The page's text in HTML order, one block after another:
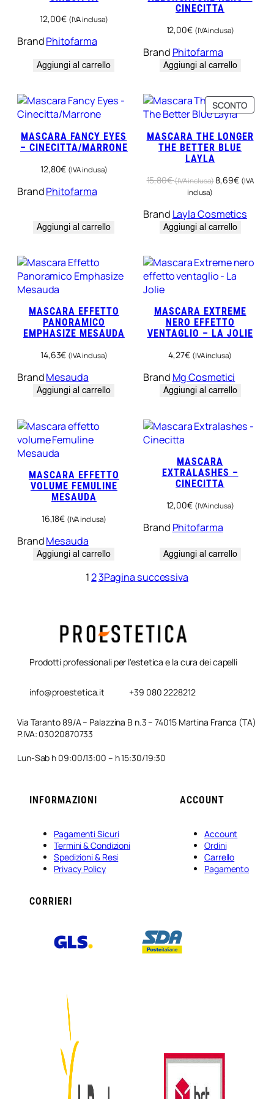
12,00€ (IVA inclusa)
BrandPhitofarma
Aggiungi al carrello
CINECITTA
12,00€ (IVA inclusa)
Brand Phitofarma
Aggiungi al carrello
MASCARA FANCY EYES
– CINECITTA/MARRONE
12,80€ (IVA inclusa)
BrandPhitofarma
Aggiungi al carrello
SCONTOP
R
D
O
O
R
MASCARA THE LONGER
THE BETTER BLUE
LAYLA
15,80€(IVA inclusa)8,69€ (IVA
inclusa)
Brand Layla Cosmetics
Aggiungi al carrello
MASCARA EFFETTO
PANORAMICO
EMPHASIZE MESAUDA
14,63€ (IVA inclusa)
BrandMesauda
Aggiungi al carrello
MASCARA EXTREME
NERO EFFETTO
VENTAGLIO – LA JOLIE
4,27€ (IVA inclusa)
Brand Mg Cosmetici
Aggiungi al carrello
MASCARA EFFETTO
VOLUME FEMULINE
MESAUDA
16,18€ (IVA inclusa)
BrandMesauda
Aggiungi al carrello
MASCARA
EXTRALASHES –
CINECITTA
12,00€ (IVA inclusa)
Brand Phitofarma
Aggiungi al carrello
123Pagina successiva
Prodotti professionali per l'estetica e la cura dei capelli
info@proestetica.it +39 080 2228212
Via Taranto 89/A – Palazzina B n.3 – 74015 Martina Franca (TA)
P.IVA: 03020870733
Lun-Sab h 09:00/13:00 – h 15:30/19:30
INFORMAZIONI
Pagamenti Sicuri
Termini & Condizioni
Spedizioni & Resi
Privacy Policy
ACCOUNT
Account
Ordini
Carrello
Pagamento
CORRIERI